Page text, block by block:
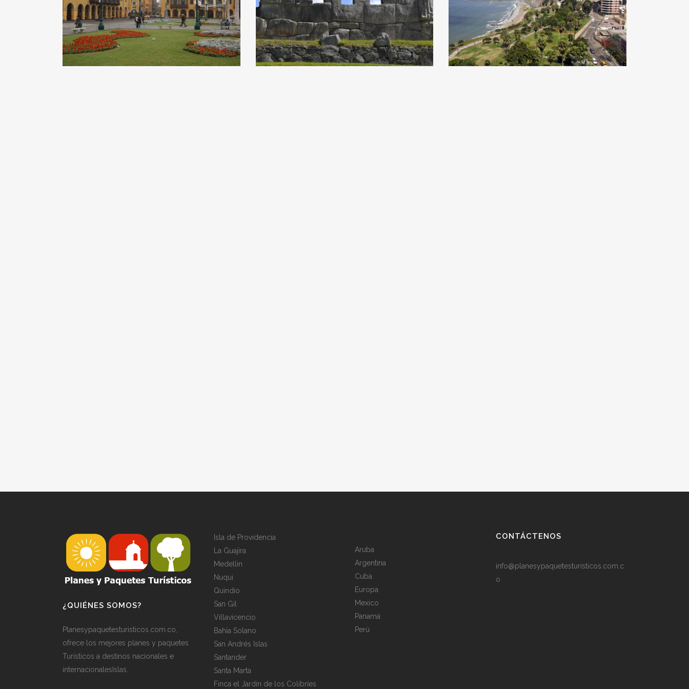
¿QUIÉNES SOMOS?
Planesypaquetesturisticos.com.co,
ofrece los mejores planes y paquetes
Turísticos a destinos nacionales e
internacionalesIslas.
Isla de Providencia
La Guajira
Medellin
Nuqui
Quindio
San Gil
Villavicencio
Bahia Solano
San Andrés Islas
Santander
Santa Marta
Finca el Jardín de los Colibríes
Aruba
Argentina
Cuba
Europa
Mexico
Panamá
Perú
CONTÁCTENOS
info@planesypaquetesturisticos.com.c
o